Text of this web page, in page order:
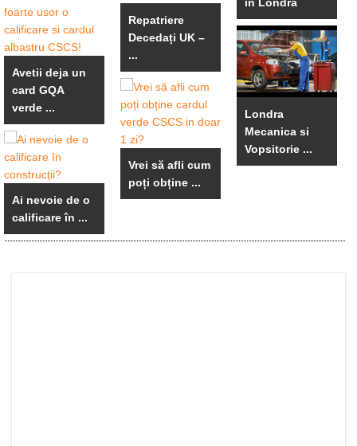
Avetii deja un
card GQA
verde ...
Ai nevoie de o
calificare în ...
Repatriere
Decedați UK –
...
Vrei să afli cum
poți obține ...
Londra
Mecanica si
Vopsitorie ...